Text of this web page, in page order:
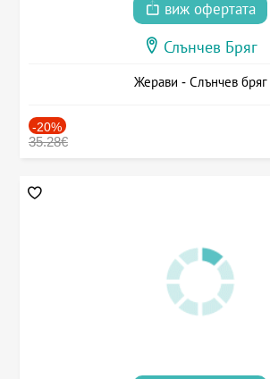
виж офертата
Слънчев Бряг
Жерави - Слънчев бряг
-20%
35.28€